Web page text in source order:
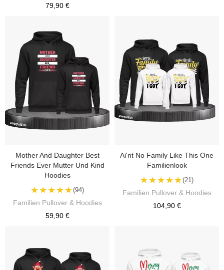
79,90 €
Mother And Daughter Best
Friends Ever Mutter Und Kind
Hoodies
★★★★★(94)
Familien Pullover & Hoodies
59,90 €
Ai'nt No Family Like This One
Familienlook
★★★★★(21)
Familien Pullover & Hoodies
104,90 €